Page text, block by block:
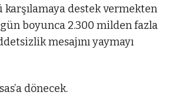
karşılamaya destek vermekten
gün boyunca 2.300 milden fazla
mesajını yaymayı
dönecek.